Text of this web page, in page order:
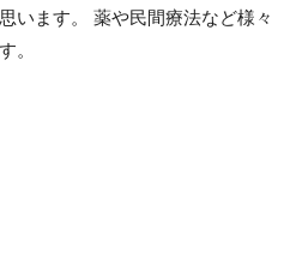
います。 薬や民間療法など様々
。